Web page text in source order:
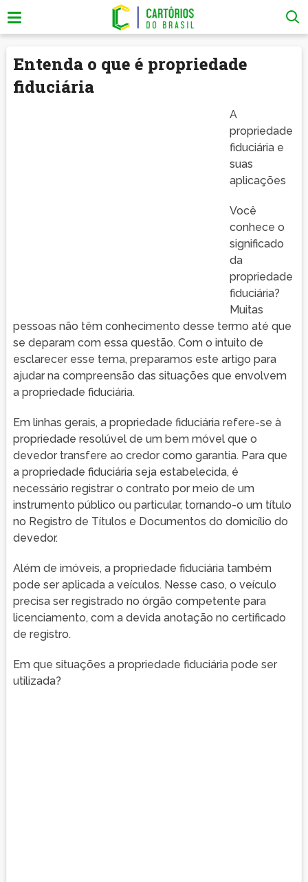
Entenda o que é propriedade
fiduciária
A
propriedade
fiduciária e
suas
aplicações
Você
conhece o
significado
da
propriedade
fiduciária?
Muitas
pessoas não têm conhecimento desse termo até que
se deparam com essa questão. Com o intuito de
esclarecer esse tema, preparamos este artigo para
ajudar na compreensão das situações que envolvem
a propriedade fiduciária.
Em linhas gerais, a propriedade fiduciária refere-se à
propriedade resolúvel de um bem móvel que o
devedor transfere ao credor como garantia. Para que
a propriedade fiduciária seja estabelecida, é
necessário registrar o contrato por meio de um
instrumento público ou particular, tornando-o um título
no Registro de Títulos e Documentos do domicílio do
devedor.
Além de imóveis, a propriedade fiduciária também
pode ser aplicada a veículos. Nesse caso, o veículo
precisa ser registrado no órgão competente para
licenciamento, com a devida anotação no certificado
de registro.
Em que situações a propriedade fiduciária pode ser
utilizada?